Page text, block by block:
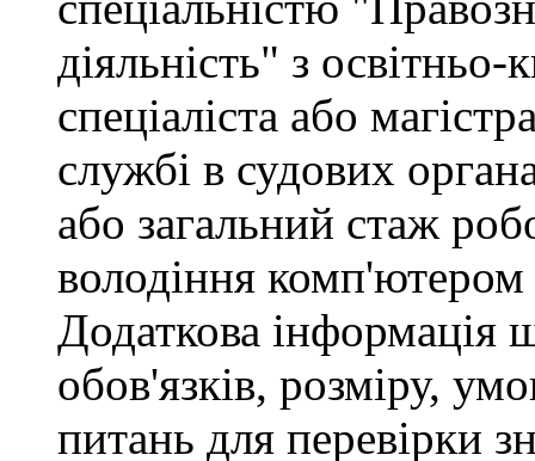
діяльність" з
спеціаліста або
службі в судових
або загальний стаж
володіння комп'ютером
Додаткова інформація
обов'язків, розміру,
питань для перевірки